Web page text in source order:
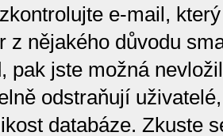
e-mail,
z nějakého důvodu
pak jste možná
odstraňují
databáze. Zkuste